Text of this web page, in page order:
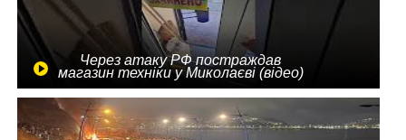
Через атаку РФ постраждав
магазин техніки у Миколаєві (відео)